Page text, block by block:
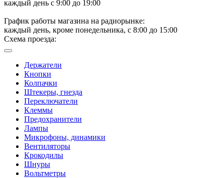
каждый день с 9:00 до 19:00
График работы магазина на радиорынке:
каждый день, кроме понедельника, с 8:00 до 15:00
Схема проезда:
Держатели
Кнопки
Колпачки
Штекеры, гнезда
Переключатели
Клеммы
Предохранители
Лампы
Микрофоны, динамики
Вентиляторы
Крокодилы
Шнуры
Вольтметры